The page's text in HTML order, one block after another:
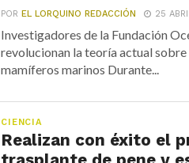
POREL LORQUINO REDACCIÓN 25
Investigadores de la Fundación
revolucionan la teoría actual
mamíferos marinos Durante...
CIENCIA
Realizan con éxito el